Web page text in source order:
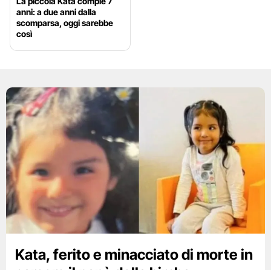
anni: a due anni dalla
scomparsa, oggi sarebbe
così
Kata, ferito e minacciato di morte in